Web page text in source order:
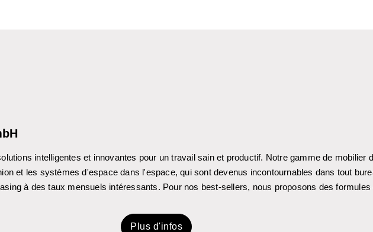
intelligentes et innovantes pour un travail sain et productif. Notre gamme de mobilier
et les systèmes d'espace dans l'espace, qui sont devenus incontournables dans tout
à des taux mensuels intéressants. Pour nos best-sellers, nous proposons des
Plus d'infos